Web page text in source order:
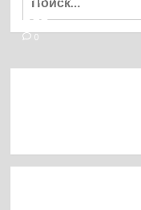
ВОЗ
0